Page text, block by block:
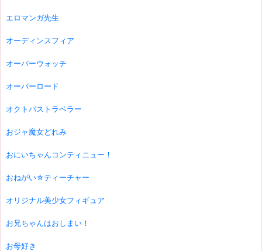
エロマンガ先生
オーディンスフィア
オーバーウォッチ
オーバーロード
オクトパストラベラー
おジャ魔女どれみ
おにいちゃんコンティニュー！
おねがい☆ティーチャー
オリジナル美少女フィギュア
お兄ちゃんはおしまい！
お母好き